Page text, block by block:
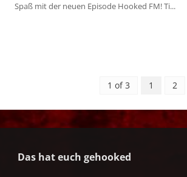
Spaß mit der neuen Episode Hooked FM! Ti...
1 of 3 1 2
Das hat euch gehooked